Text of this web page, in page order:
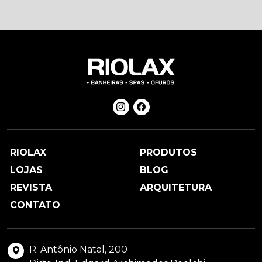
RIOLAX
PRODUTOS
LOJAS
BLOG
REVISTA
ARQUITETURA
CONTATO
R. Antônio Natal, 200